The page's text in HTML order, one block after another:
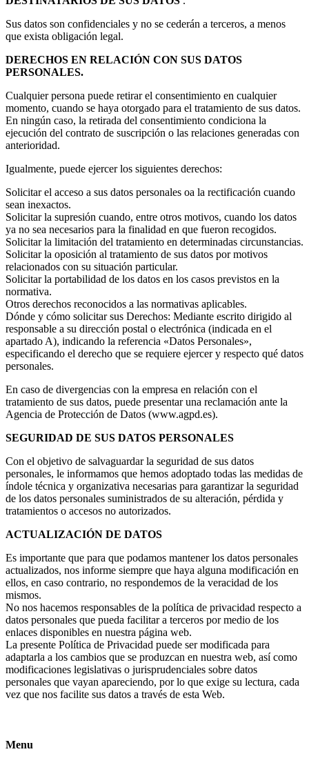
Sus datos son confidenciales y no se cederán a terceros, a menos
que exista obligación legal.
DERECHOS EN RELACIÓN CON SUS DATOS
PERSONALES.
Cualquier persona puede retirar el consentimiento en cualquier
momento, cuando se haya otorgado para el tratamiento de sus datos.
En ningún caso, la retirada del consentimiento condiciona la
ejecución del contrato de suscripción o las relaciones generadas con
anterioridad.
Igualmente, puede ejercer los siguientes derechos:
Solicitar el acceso a sus datos personales oa la rectificación cuando
sean inexactos.
Solicitar la supresión cuando, entre otros motivos, cuando los datos
ya no sea necesarios para la finalidad en que fueron recogidos.
Solicitar la limitación del tratamiento en determinadas circunstancias.
Solicitar la oposición al tratamiento de sus datos por motivos
relacionados con su situación particular.
Solicitar la portabilidad de los datos en los casos previstos en la
normativa.
Otros derechos reconocidos a las normativas aplicables.
Dónde y cómo solicitar sus Derechos: Mediante escrito dirigido al
responsable a su dirección postal o electrónica (indicada en el
apartado A), indicando la referencia «Datos Personales»,
especificando el derecho que se requiere ejercer y respecto qué datos
personales.
En caso de divergencias con la empresa en relación con el
tratamiento de sus datos, puede presentar una reclamación ante la
Agencia de Protección de Datos (www.agpd.es).
SEGURIDAD DE SUS DATOS PERSONALES
Con el objetivo de salvaguardar la seguridad de sus datos
personales, le informamos que hemos adoptado todas las medidas de
índole técnica y organizativa necesarias para garantizar la seguridad
de los datos personales suministrados de su alteración, pérdida y
tratamientos o accesos no autorizados.
ACTUALIZACIÓN DE DATOS
Es importante que para que podamos mantener los datos personales
actualizados, nos informe siempre que haya alguna modificación en
ellos, en caso contrario, no respondemos de la veracidad de los
mismos.
No nos hacemos responsables de la política de privacidad respecto a
datos personales que pueda facilitar a terceros por medio de los
enlaces disponibles en nuestra página web.
La presente Política de Privacidad puede ser modificada para
adaptarla a los cambios que se produzcan en nuestra web, así como
modificaciones legislativas o jurisprudenciales sobre datos
personales que vayan apareciendo, por lo que exige su lectura, cada
vez que nos facilite sus datos a través de esta Web.
Menu